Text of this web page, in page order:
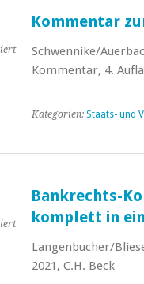
für
Kommentar
Kommentar
Schwennike/
Kommentar, 4.
Kategorien: Staats- und
für
Kommentar:
Das
Bankrechts-
komplett in
Langenbucher/
2021, C.H. Beck